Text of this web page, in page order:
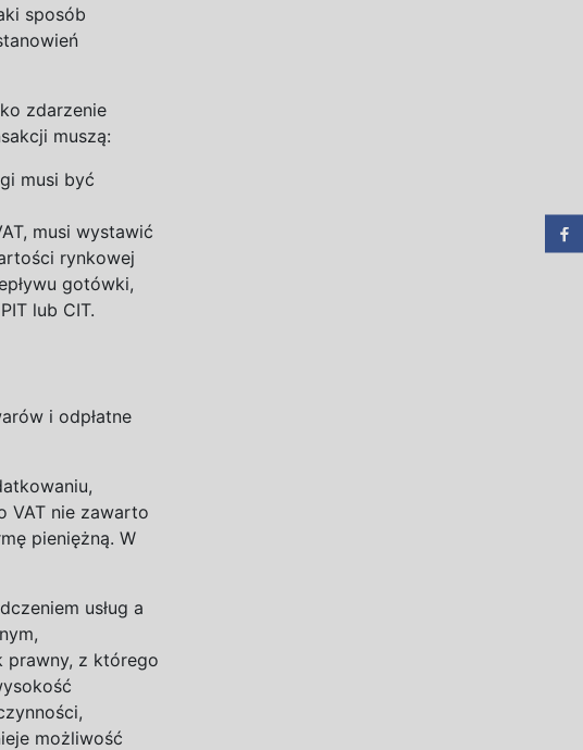
sposób
zdarzenie
muszą:
musi być
musi wystawić
rynkowej
gotówki,
lub CIT.
i odpłatne
VAT nie zawarto
pieniężną. W
usług a
prawny, z którego
możliwość